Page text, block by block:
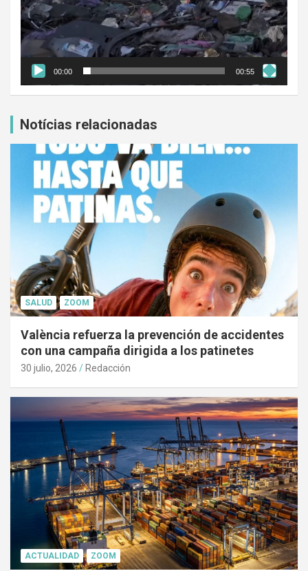
00:00 00:55
Notícias relacionadas
SALUD ZOOM
València refuerza la prevención de accidentes
con una campaña dirigida a los patinetes
30 julio, 2026 Redacción
ACTUALIDAD ZOOM